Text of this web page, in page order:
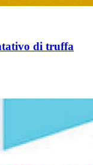
di truffa